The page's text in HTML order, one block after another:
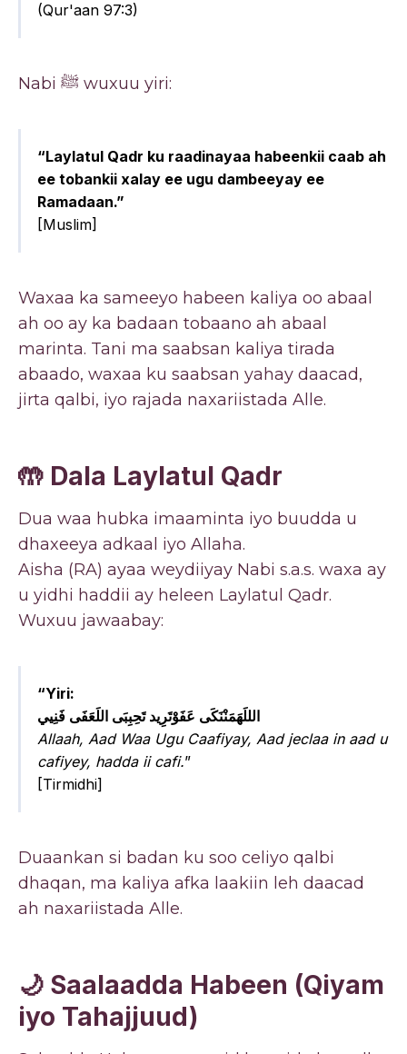
(Qur'aan 97:3)
Nabi ﷺ wuxuu yiri:
“Laylatul Qadr ku raadinayaa habeenkii caab ah
ee tobankii xalay ee ugu dambeeyay ee
Ramadaan.”
[Muslim]
Waxaa ka sameeyo habeen kaliya oo abaal
ah oo ay ka badaan tobaano ah abaal
marinta. Tani ma saabsan kaliya tirada
abaado, waxaa ku saabsan yahay daacad,
jirta qalbi, iyo rajada naxariistada Alle.
🤲 Dala Laylatul Qadr
Dua waa hubka imaaminta iyo buudda u
dhaxeeya adkaal iyo Allaha.
Aisha (RA) ayaa weydiiyay Nabi s.a.s. waxa ay
u yidhi haddii ay heleen Laylatul Qadr.
Wuxuu jawaabay:
“Yiri:
الللَهَمَنْنَكَى عَفَوْتَرِيد تَحِبِبَى اللَعَفَى فَنِيي
Allaah, Aad Waa Ugu Caafiyay, Aad jeclaa in aad u
cafiyey, hadda ii cafi.”
[Tirmidhi]
Duaankan si badan ku soo celiyo qalbi
dhaqan, ma kaliya afka laakiin leh daacad
ah naxariistada Alle.
🌙 Saalaadda Habeen (Qiyam
iyo Tahajjuud)